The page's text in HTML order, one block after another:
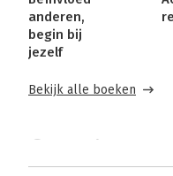
anderen,
begin bij
jezelf
Bekijk alle boeken
Over Anna